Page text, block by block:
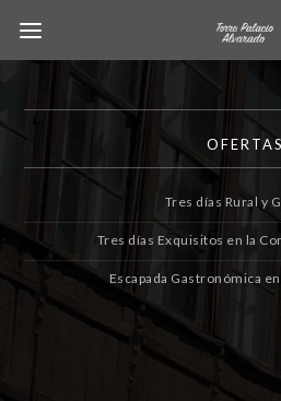
OFERTAS
Tres días Rural y
Tres días Exquisitos en la
Escapada Gastronómica